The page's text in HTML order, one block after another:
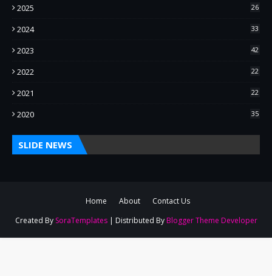
2025 26
2024 33
2023 42
2022 22
2021 22
2020 35
SLIDE NEWS
Home About
Contact Us
Created By SoraTemplates| Distributed By Blogger Theme Developer